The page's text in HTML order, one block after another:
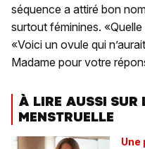
séquence a attiré bon
surtout féminines.
«Voici un ovule qui
Madame pour votre
À LIRE AUSSI SUR
MENSTRUELLE
Une